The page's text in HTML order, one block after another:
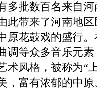
多批数百名来自
此带来了河南地
原花鼓戏的盛行
调等众多音乐元
术风格，被称为“
，富有浓郁的中